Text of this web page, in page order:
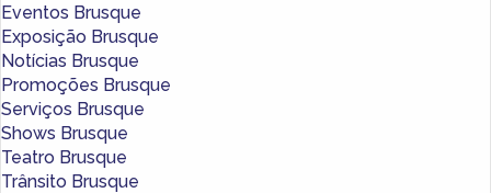
Eventos Brusque
Exposição Brusque
Notícias Brusque
Promoções Brusque
Serviços Brusque
Shows Brusque
Teatro Brusque
Trânsito Brusque